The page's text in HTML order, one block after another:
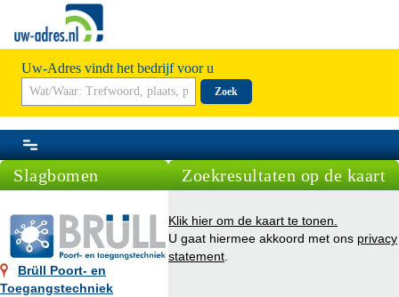
Uw-Adres vindt het bedrijf voor u
Zoek
Slagbomen
Brüll Poort- en
Toegangstechniek
Zoekresultaten op de kaart
Klik hier om de kaart te tonen.
U gaat hiermee akkoord met ons privacy
statement